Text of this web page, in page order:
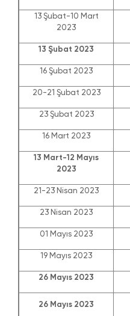
13 Şubat-10 Mart
2023
13 Şubat 2023
16 Şubat 2023
20-21 Şubat 2023
23 Şubat 2023
16 Mart 2023
13 Mart-12 Mayıs
2023
21-23 Nisan 2023
23 Nisan 2023
01 Mayıs 2023
19 Mayıs 2023
26 Mayıs 2023
26 Mayıs 2023